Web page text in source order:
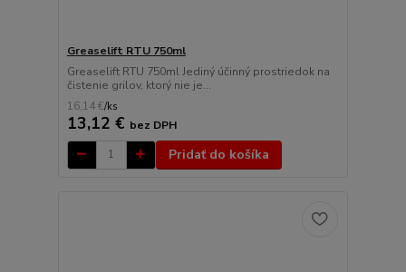
Greaselift RTU 750ml
Greaselift RTU 750ml Jediný účinný prostriedok na
čistenie grilov, ktorý nie je...
16,14 €/ks
13,12 € bez DPH
Pridať do košíka